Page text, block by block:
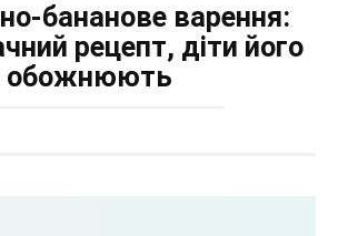
бананове варення:
рецепт, діти його
обожнюють